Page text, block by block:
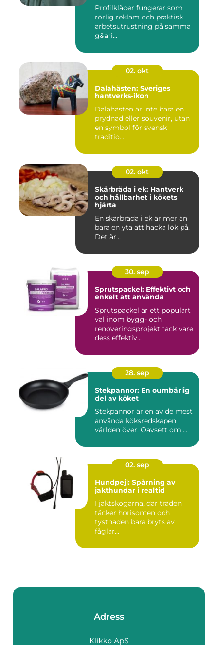
Profilkläder fungerar som
rörlig reklam och praktisk
arbetsutrustning på samma
g&ari...
02. okt
Dalahästen: Sveriges
hantverks-ikon
Dalahästen är inte bara en
prydnad eller souvenir, utan
en symbol för svensk
traditio...
02. okt
Skärbräda i ek: Hantverk
och hållbarhet i kökets
hjärta
En skärbräda i ek är mer än
bara en yta att hacka lök på.
Det är...
30. sep
Sprutspackel: Effektivt och
enkelt att använda
Sprutspackel är ett populärt
val inom bygg- och
renoveringsprojekt tack vare
dess effektiv...
28. sep
Stekpannor: En oumbärlig
del av köket
Stekpannor är en av de mest
använda köksredskapen
världen över. Oavsett om ...
02. sep
Hundpejl: Spårning av
jakthundar i realtid
I jaktskogarna, där träden
täcker horisonten och
tystnaden bara bryts av
fåglar...
Adress